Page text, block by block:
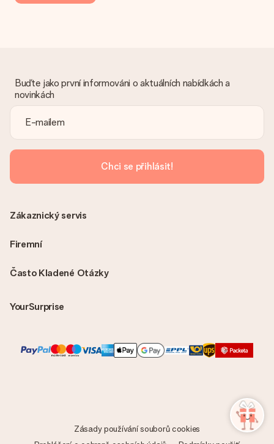
vhodné řešení.
Je faktura odeslána spolu s objednávkou?
vždy v potvrzovacím e-mailu a vždy ji najdete ve svém účtu
MySurprise. To znamená, že můžete dar doručit přímo
příjemci, což je opravdovým překvapením!
Buďte jako první informováni o aktuálních nabídkách a
novinkách
Chci se přihlásit!
Často Kladené Otázky
YourSurprise
Zákaznický servis
Firemní
Zásady používání souborů cookies